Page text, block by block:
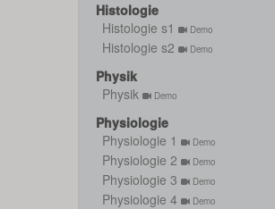
Histologie
Histologie s1
Demo
Histologie s2 Demo
Physik
Physik
Demo
Physiologie
Physiologie 1
Demo
Physiologie 2 Demo
Physiologie 3 Demo
Physiologie 4 Demo